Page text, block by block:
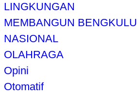
LINGKUNGAN
MEMBANGUN BENGKULU
NASIONAL
OLAHRAGA
Opini
Otomatif